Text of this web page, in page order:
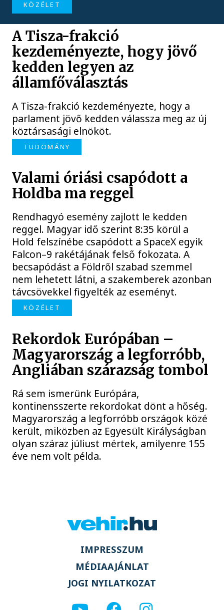
KÖZÉLET
A Tisza-frakció
kezdeményezte, hogy jövő
kedden legyen az
államfőválasztás
A Tisza-frakció kezdeményezte, hogy a
parlament jövő kedden válassza meg az új
köztársasági elnököt.
TUDOMÁNY
Valami óriási csapódott a
Holdba ma reggel
Rendhagyó esemény zajlott le kedden
reggel. Magyar idő szerint 8:35 körül a
Hold felszínébe csapódott a SpaceX egyik
Falcon–9 rakétájának felső fokozata. A
becsapódást a Földről szabad szemmel
nem lehetett látni, a szakemberek azonban
távcsövekkel figyelték az eseményt.
KÖZÉLET
Rekordok Európában –
Magyarország a legforróbb,
Angliában szárazság tombol
Rá sem ismerünk Európára,
kontinensszerte rekordokat dönt a hőség.
Magyarország a legforróbb országok közé
került, miközben az Egyesült Királyságban
olyan száraz júliust mértek, amilyenre 155
éve nem volt példa.
IMPRESSZUM
MÉDIAAJÁNLAT
JOGI NYILATKOZAT